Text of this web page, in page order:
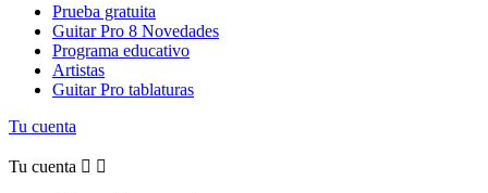
Prueba gratuita
Guitar Pro 8 Novedades
Programa educativo
Artistas
Guitar Pro tablaturas
Tu cuenta
Tu cuenta  